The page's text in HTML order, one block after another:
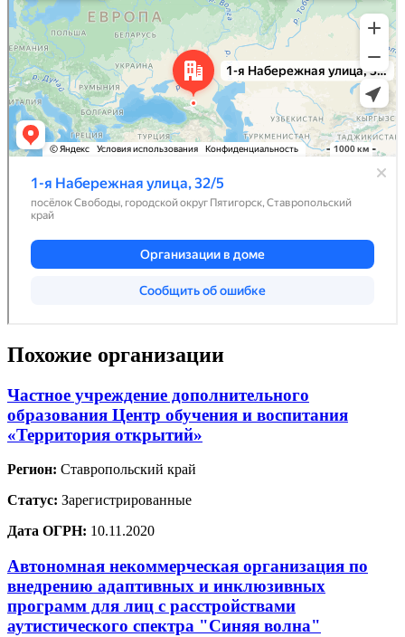
Похожие организации
Частное учреждение дополнительного
образования Центр обучения и воспитания
«Территория открытий»
Регион: Ставропольский край
Статус: Зарегистрированные
Дата ОГРН: 10.11.2020
Автономная некоммерческая организация по
внедрению адаптивных и инклюзивных
программ для лиц с расстройствами
аутистического спектра "Синяя волна"